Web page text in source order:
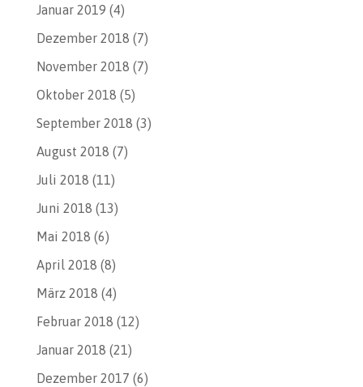
Januar 2019 (4)
Dezember 2018 (7)
November 2018 (7)
Oktober 2018 (5)
September 2018 (3)
August 2018 (7)
Juli 2018 (11)
Juni 2018 (13)
Mai 2018 (6)
April 2018 (8)
März 2018 (4)
Februar 2018 (12)
Januar 2018 (21)
Dezember 2017 (6)